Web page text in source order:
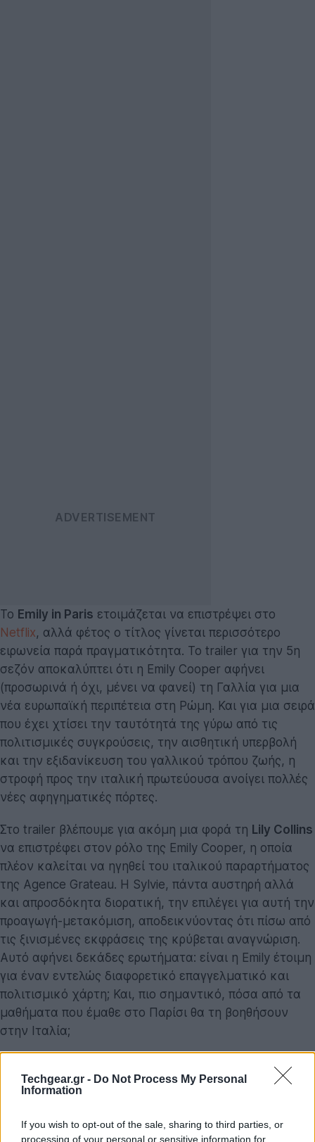
Techgear.gr - Do Not Process My Personal
Information
If you wish to opt-out of the sale, sharing to third parties, or
processing of your personal or sensitive information for
Το Emily in Paris ετοιμάζεται να επιστρέψει στο
Netflix, αλλά φέτος ο τίτλος γίνεται περισσότερο
ειρωνεία παρά πραγματικότητα. Το trailer για την 5η
σεζόν αποκαλύπτει ότι η Emily Cooper αφήνει
(προσωρινά ή όχι, μένει να φανεί) τη Γαλλία για μια
νέα ευρωπαϊκή περιπέτεια στη Ρώμη. Και για μια σειρά
που έχει χτίσει την ταυτότητά της γύρω από τις
πολιτισμικές συγκρούσεις, την αισθητική υπερβολή
και την εξιδανίκευση του γαλλικού τρόπου ζωής, η
στροφή προς την ιταλική πρωτεύουσα ανοίγει πολλές
νέες αφηγηματικές πόρτες.
Στο trailer βλέπουμε για ακόμη μια φορά τη Lily Collins
να επιστρέφει στον ρόλο της Emily Cooper, η οποία
πλέον καλείται να ηγηθεί του ιταλικού παραρτήματος
της Agence Grateau. Η Sylvie, πάντα αυστηρή αλλά
και απροσδόκητα διορατική, την επιλέγει για αυτή την
προαγωγή-μετακόμιση, αποδεικνύοντας ότι πίσω από
τις ξινισμένες εκφράσεις της κρύβεται αναγνώριση.
Αυτό αφήνει δεκάδες ερωτήματα: είναι η Emily έτοιμη
για έναν εντελώς διαφορετικό επαγγελματικό και
πολιτισμικό χάρτη; Και, πιο σημαντικό, πόσα από τα
μαθήματα που έμαθε στο Παρίσι θα τη βοηθήσουν
στην Ιταλία;